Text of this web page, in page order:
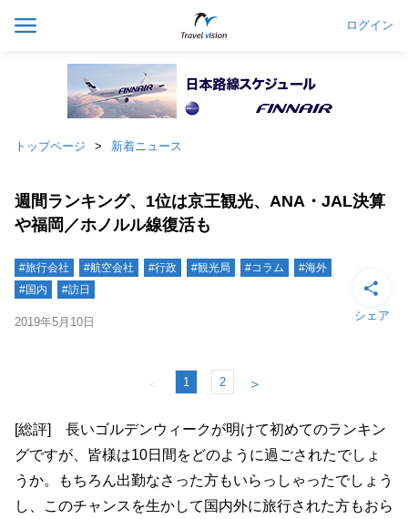
ログイン
トップページ 新着ニュース
週間ランキング、1位は京王観光、ANA・JAL決算
や福岡／ホノルル線復活も
#旅行会社 #航空会社 #行政 #観光局 #コラム
#海外
#国内
#訪日
2019年5月10日 シェア
＜ 1 2 ＞
[総評] 長いゴルデンウィークが明けて初めてのランキン
グですが、皆様は10日間をどのように過ごされたでしょ
うか。もちろん出勤なさった方もいらっしゃったでしょう
し、このチャンスを生かして国内外に旅行された方もおら